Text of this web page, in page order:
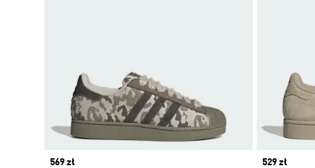
Price
569 zł
Price
529 zł